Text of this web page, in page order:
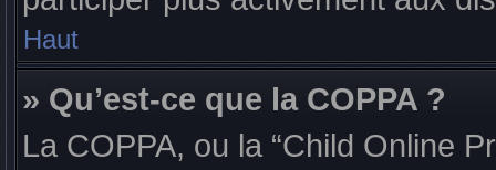
Haut
» Qu’est-ce que la COPPA ?
La COPPA, ou la “Child Online